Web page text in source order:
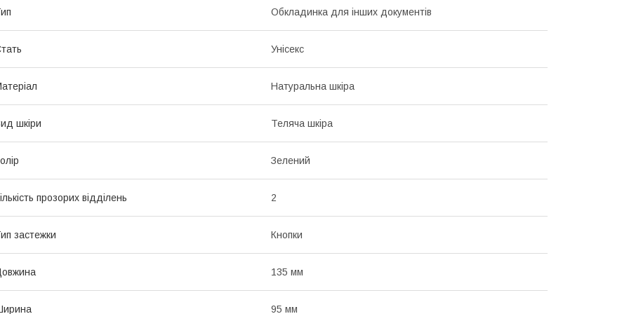
Обкладинка для інших документів
Унісекс
Натуральна шкіра
шкіри Теляча шкіра
Зелений
прозорих відділень 2
застежки Кнопки
135 мм
95 мм